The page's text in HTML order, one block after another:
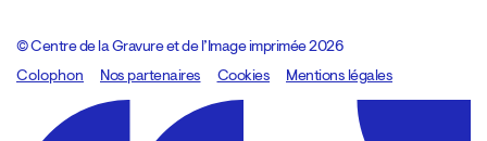
© Centre de la Gravure et de l’Image imprimée 2026
Colophon
Design:Marcel Kaczmarek, code:8080.studio
Nos partenaires Cookies Mentions légales